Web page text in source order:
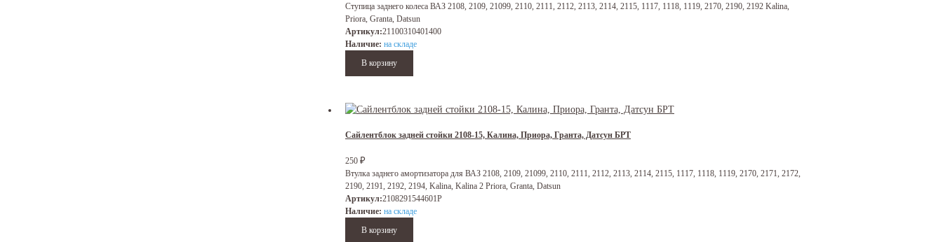
Ступица заднего колеса ВАЗ 2108, 2109, 21099, 2110, 2111, 2112, 2113, 2114, 2115, 1117, 1118, 1119, 2170, 2190, 2192 Kalina,
Priora, Granta, Datsun
Артикул:21100310401400
Наличие: на складе
Сайлентблок задней стойки 2108-15, Калина, Приора, Гранта, Датсун БРТ
250 ₽
Втулка заднего амортизатора для ВАЗ 2108, 2109, 21099, 2110, 2111, 2112, 2113, 2114, 2115, 1117, 1118, 1119, 2170, 2171, 2172,
2190, 2191, 2192, 2194, Kalina, Kalina 2 Priora, Granta, Datsun
Артикул:2108291544601Р
Наличие: на складе